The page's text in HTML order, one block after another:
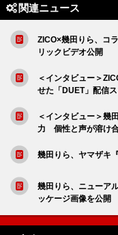
関連ニュース
ZICO×幾田りら、コ
リックビデオ公開
＜インタビュー＞
せた「DUET」配信
＜インタビュー＞幾
力 個性と声が溶け
幾田りら、ヤマザキ
幾田りら、ニューア
ッケージ画像を公開